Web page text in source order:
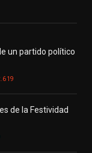
un partido político
de la Festividad